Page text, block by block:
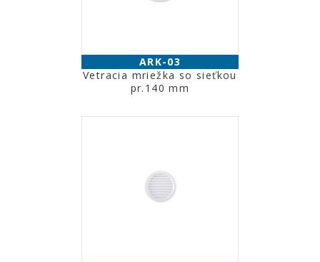
ARK-03
Vetracia mriežka so sieťkou
pr.140 mm